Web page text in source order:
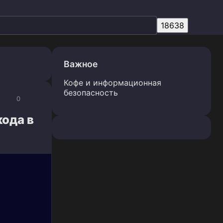
0
в
Важное
Кофе и информационная
безопасность